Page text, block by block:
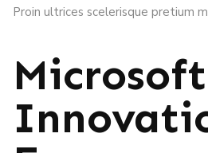
Proin ultrices scelerisque pretium
Microsoft